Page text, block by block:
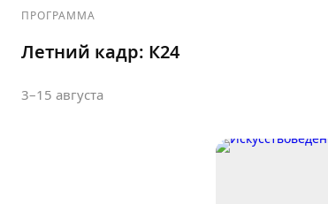
ПРОГРАММА
Летний кадр: К24
3–15 августа